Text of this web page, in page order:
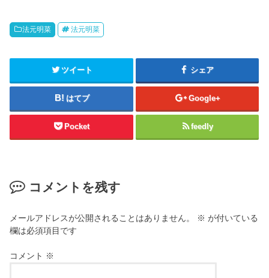
法元明菜 法元明菜
ツイート シェア
はてブ Google+
Pocket feedly
コメントを残す
メールアドレスが公開されることはありません。 ※ が付いている
欄は必須項目です
コメント ※